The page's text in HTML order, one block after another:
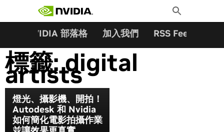
Toggle
Search
NVIDIA 部落格 加入我們 RSS Feeds
標籤:digital
artists
燈光、攝影機、開拍！
Autodesk 和 Nvidia
如何簡化電影拍攝作業